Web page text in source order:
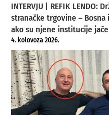
INTERVJU | REFIK
stranačke trgovine –
ako su njene institucije
4. kolovoza 2026.